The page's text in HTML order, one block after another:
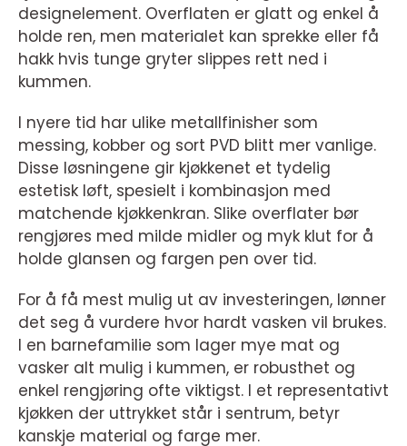
designelement. Overflaten er glatt og enkel å
holde ren, men materialet kan sprekke eller få
hakk hvis tunge gryter slippes rett ned i
kummen.
I nyere tid har ulike metallfinisher som
messing, kobber og sort PVD blitt mer vanlige.
Disse løsningene gir kjøkkenet et tydelig
estetisk løft, spesielt i kombinasjon med
matchende kjøkkenkran. Slike overflater bør
rengjøres med milde midler og myk klut for å
holde glansen og fargen pen over tid.
For å få mest mulig ut av investeringen, lønner
det seg å vurdere hvor hardt vasken vil brukes.
I en barnefamilie som lager mye mat og
vasker alt mulig i kummen, er robusthet og
enkel rengjøring ofte viktigst. I et representativt
kjøkken der uttrykket står i sentrum, betyr
kanskje material og farge mer.